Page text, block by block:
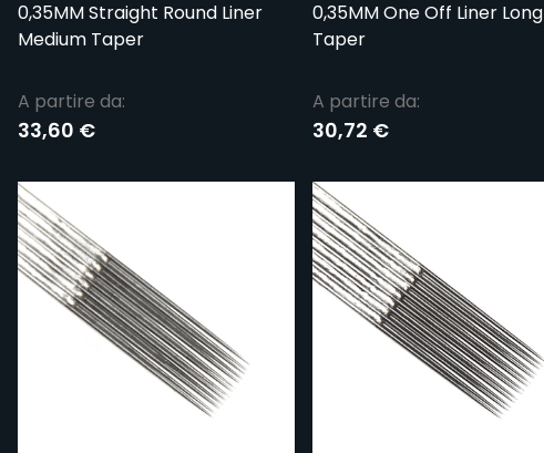
0,35MM Straight Round Liner
Medium Taper
A partire da:
33,60 €
0,35MM One Off Liner Long
Taper
A partire da:
30,72 €